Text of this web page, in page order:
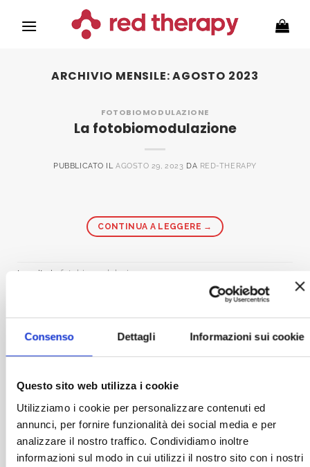
Consenso Dettagli Informazioni sui cookie
Questo sito web utilizza i cookie
Utilizziamo i cookie per personalizzare contenuti ed
annunci, per fornire funzionalità dei social media e per
analizzare il nostro traffico. Condividiamo inoltre
informazioni sul modo in cui utilizzi il nostro sito con i nostri
ARCHIVIO MENSILE:AGOSTO 2023
FOTOBIOMODULAZIONE
La fotobiomodulazione
PUBBLICATO IL AGOSTO 29, 2023 DA RED-THERAPY
CONTINUA A LEGGERE →
Inserito in fotobiomodulazione
CHI SIAMO
Project S.r.l che distribuisce lampade per
fotobiomodulazione.
CATEGORIE